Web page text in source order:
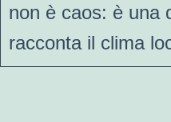
non è caos: è una
racconta il clima